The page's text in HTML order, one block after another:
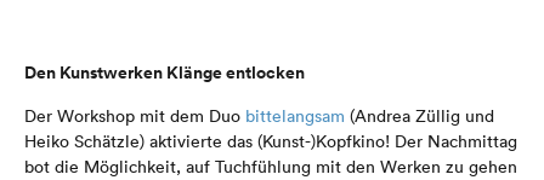
Den Kunstwerken Klänge entlocken
Der Workshop mit dem Duo bittelangsam (Andrea Züllig und
Heiko Schätzle) aktivierte das (Kunst-)Kopfkino! Der Nachmittag
bot die Möglichkeit, auf Tuchfühlung mit den Werken zu gehen